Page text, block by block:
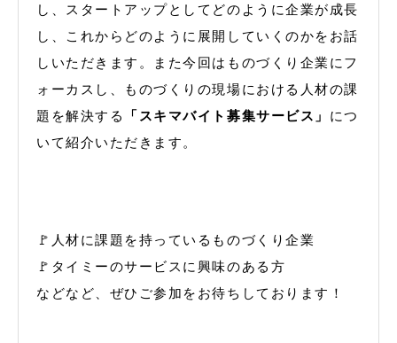
し、スタートアップとしてどのように企業が成長
し、これからどのように展開していくのかをお話
しいただきます。また今回はものづくり企業にフ
ォーカスし、ものづくりの現場における人材の課
題を解決する
「スキマバイト募集サービス」 につ
いて紹介いただきます。
🚩人材に課題を持っているものづくり企業
🚩タイミーのサービスに興味のある方
などなど、ぜひご参加をお待ちしております！